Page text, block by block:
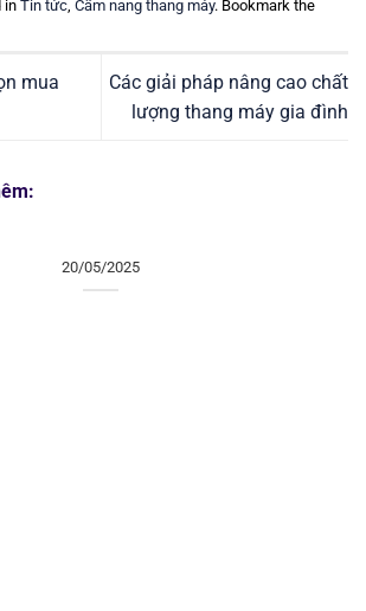
in Tin tức Cẩm nang thang máy. Bookmark the
mua
Các giải pháp nâng cao chất
lượng thang máy gia đình
20/05/2025